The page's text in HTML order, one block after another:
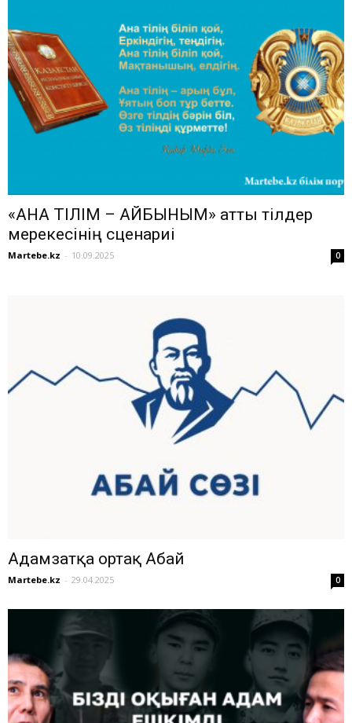
«АНА ТІЛІМ – АЙБЫНЫМ» атты тілдер
мерекесінің сценариі
Martebe.kz - 10.09.2025 0
Адамзатқа ортақ Абай
Martebe.kz - 29.04.2025 0